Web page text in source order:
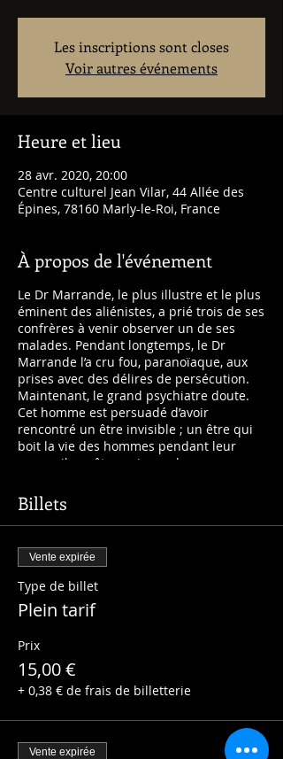
Les inscriptions sont closes
Voir autres événements
Heure et lieu
28 avr. 2020, 20:00
Centre culturel Jean Vilar, 44 Allée des
Épines, 78160 Marly-le-Roi, France
À propos de l'événement
Le Dr Marrande, le plus illustre et le plus
éminent des aliénistes, a prié trois de ses
confrères à venir observer un de ses
malades. Pendant longtemps, le Dr
Marrande l’a cru fou, paranoïaque, aux
prises avec des délires de persécution.
Maintenant, le grand psychiatre doute.
Cet homme est persuadé d’avoir
rencontré un être invisible ; un être qui
boit la vie des hommes pendant leur
sommeil, un être qui remplacera
Horla. Entre folie et surnaturel, le héros
du Horla nous entraîne dans une histoire
effroyable. Si c’est homme est fou, c’est
atroce, mais s’il ne l’est pas, c’est encore
pire !
Billets
Vente expirée
Type de billet
Plein tarif
Prix
15,00 €
+ 0,38 € de frais de billetterie
Vente expirée